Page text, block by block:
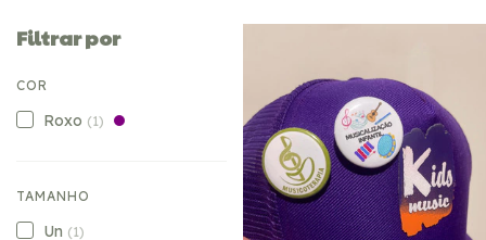
Filtrar por
COR
Roxo (1)
TAMANHO
Un (1)